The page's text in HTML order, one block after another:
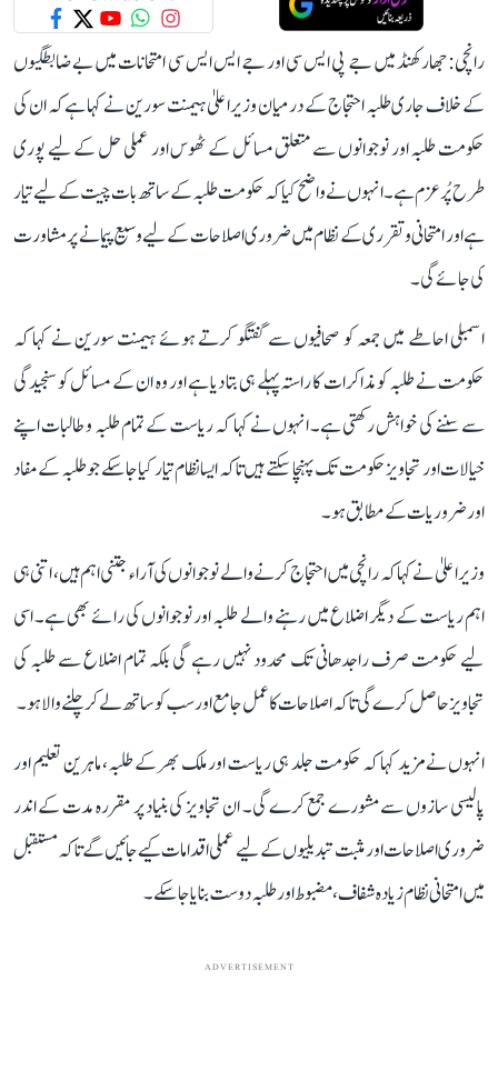
رانچی: جھارکھنڈ میں جے پی ایس سی اور جے ایس ایس سی امتحانات میں بے ضابطگیوں
کے خلاف جاری طلبہ احتجاج کے درمیان وزیر اعلیٰ ہیمنت سورین نے کہا ہے کہ ان کی
حکومت طلبہ اور نوجوانوں سے متعلق مسائل کے ٹھوس اور عملی حل کے لیے پوری
طرح پُرعزم ہے۔ انہوں نے واضح کیا کہ حکومت طلبہ کے ساتھ بات چیت کے لیے تیار
ہے اور امتحانی و تقرری کے نظام میں ضروری اصلاحات کے لیے وسیع پیمانے پر مشاورت
کی جائے گی۔
اسمبلی احاطے میں جمعہ کو صحافیوں سے گفتگو کرتے ہوئے ہیمنت سورین نے کہا کہ
حکومت نے طلبہ کو مذاکرات کا راستہ پہلے ہی بتا دیا ہے اور وہ ان کے مسائل کو سنجیدگی
سے سننے کی خواہش رکھتی ہے۔ انہوں نے کہا کہ ریاست کے تمام طلبہ و طالبات اپنے
خیالات اور تجاویز حکومت تک پہنچا سکتے ہیں تاکہ ایسا نظام تیار کیا جا سکے جو طلبہ کے مفاد
اور ضروریات کے مطابق ہو۔
وزیر اعلیٰ نے کہا کہ رانچی میں احتجاج کرنے والے نوجوانوں کی آراء جتنی اہم ہیں، اتنی ہی
اہم ریاست کے دیگر اضلاع میں رہنے والے طلبہ اور نوجوانوں کی رائے بھی ہے۔ اسی
لیے حکومت صرف راجدھانی تک محدود نہیں رہے گی بلکہ تمام اضلاع سے طلبہ کی
تجاویز حاصل کرے گی تاکہ اصلاحات کا عمل جامع اور سب کو ساتھ لے کر چلنے والا ہو۔
انہوں نے مزید کہا کہ حکومت جلد ہی ریاست اور ملک بھر کے طلبہ، ماہرین تعلیم اور
پالیسی سازوں سے مشورے جمع کرے گی۔ ان تجاویز کی بنیاد پر مقررہ مدت کے اندر
ضروری اصلاحات اور مثبت تبدیلیوں کے لیے عملی اقدامات کیے جائیں گے تاکہ مستقبل
میں امتحانی نظام زیادہ شفاف، مضبوط اور طلبہ دوست بنایا جا سکے۔
ADVERTISEMENT